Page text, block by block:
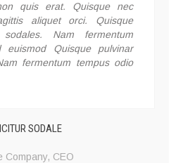
quis erat. Quisque nec
aliquet orci. Quisque
Nam fermentum
Quisque pulvinar
fermentum tempus odio
SODALE
Company, CEO